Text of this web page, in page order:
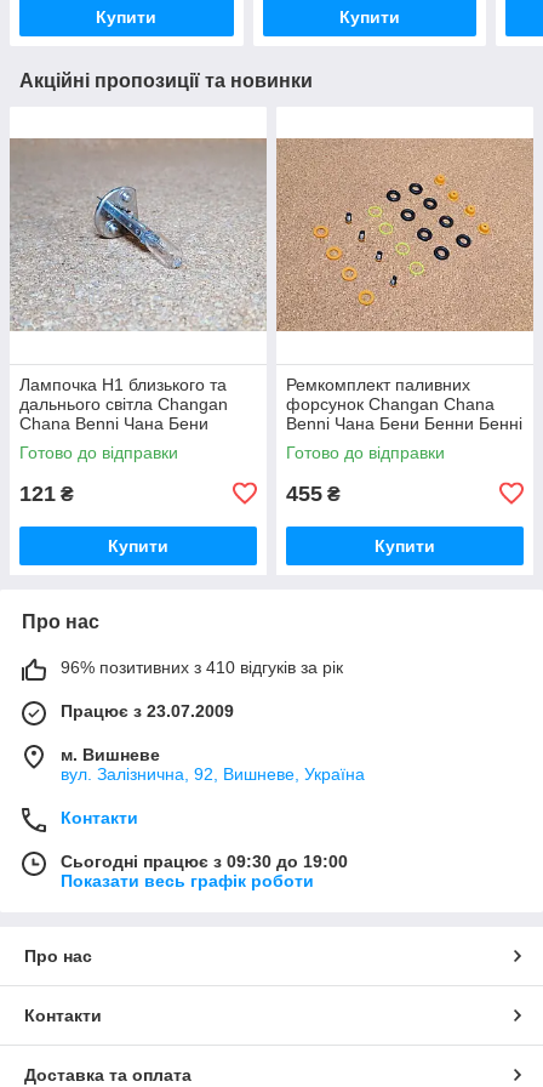
Купити Купити
Акційні пропозиції та новинки
Лампочка Н1 близького та
дальнього світла Changan
Chana Benni Чана Бени
Бенни Бенні Бені
Готово до відправки
121 ₴
Купити
Ремкомплект паливних
форсунок Changan Chana
Benni Чана Бени Бенни Бенні
Бені
Готово до відправки
455 ₴
Купити
Про нас
96% позитивних з 410 відгуків за рік
Працює з 23.07.2009
м. Вишневе
вул. Залізнична, 92, Вишневе, Україна
Контакти
Сьогодні працює з 09:30 до 19:00
Показати весь графік роботи
Про нас
Контакти
Доставка та оплата